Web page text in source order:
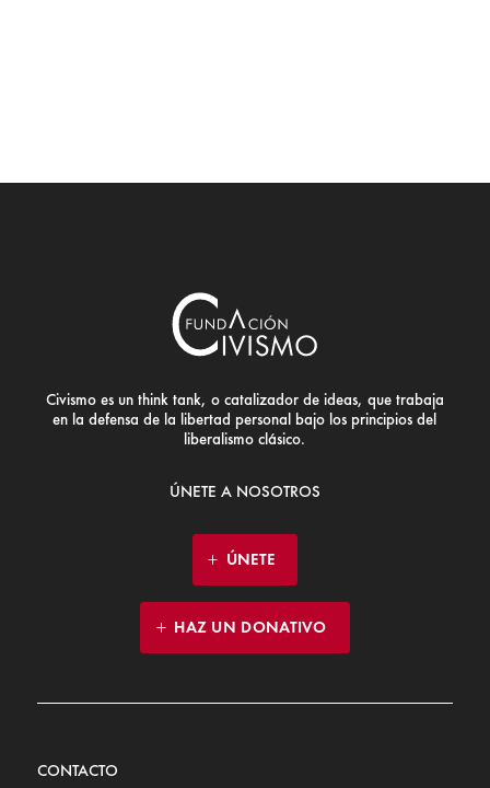
Civismo es un think tank, o catalizador de ideas, que trabaja
en la defensa de la libertad personal bajo los principios del
liberalismo clásico.
ÚNETE A NOSOTROS
ÚNETE
HAZ UN DONATIVO
CONTACTO